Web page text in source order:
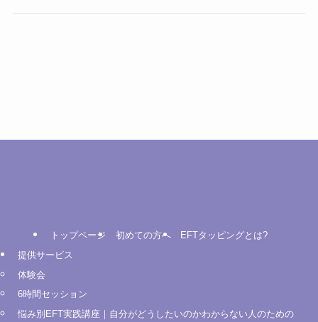
トップページ 初めての方へ
EFTタッピングとは?
提供サービス
体験会
6時間セッション
悩み別EFT実践講座｜自分がどうしたいのかわからない人のための